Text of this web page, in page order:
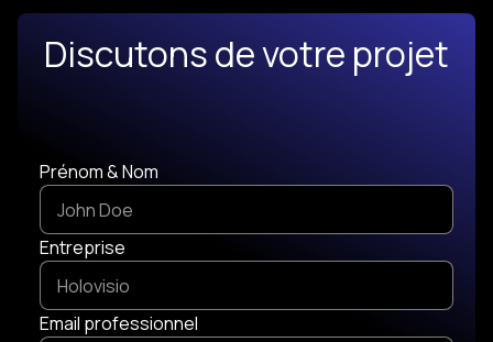
Discutons de votre projet
Prénom & Nom
Entreprise
Email professionnel